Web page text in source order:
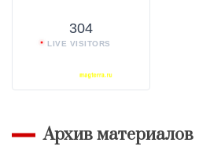
304
LIVE VISITORS
Архив материалов